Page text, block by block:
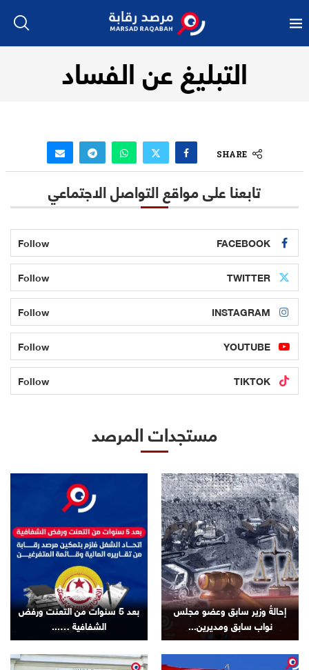
التبليغ عن الفساد
SHARE
تابعنا على مواقع التواصل الاجتماعي
FACEBOOK
Follow
TWITTER
Follow
INSTAGRAM
Follow
YOUTUBE
Follow
TIKTOK
Follow
مستجدات المرصد
إحالةُ وزير سابق وعضو مجلس
نواب سابق ومديرين...
بعد 5 سنوات من التعنت ورفض
الشفافية …...